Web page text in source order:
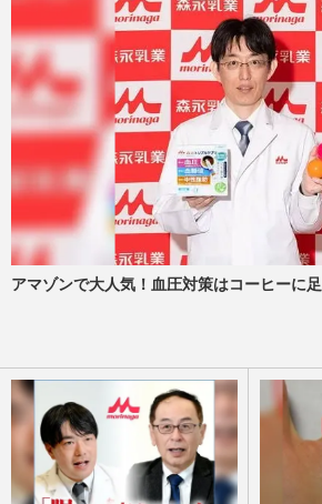
アマゾンで大人気！血圧対策はコーヒーに